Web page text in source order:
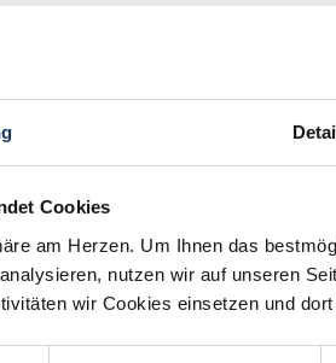
Cookies
am Herzen. Um Ihnen das
nutzen wir auf unseren
wir Cookies einsetzen und
Attraktive
Fort- und Weiterbildung,
STELLENANGEBOT 🌟
w/d) in Voll- oder Teilzeit ab
Oldenburg in Voll- oder Teilzeit.
Gute Erreichbarkeit